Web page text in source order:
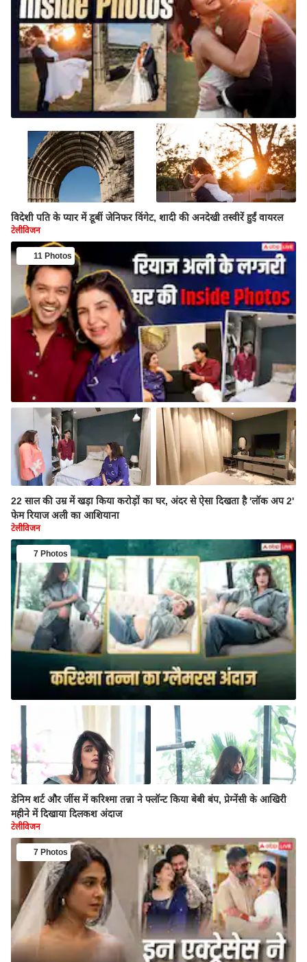
विदेशी पति के प्यार में डूबीं जेनिफर विंगेट, शादी की अनदेखी तस्वीरें हुईं वायरल
टेलीविजन
11 Photos
22 साल की उम्र में खड़ा किया करोड़ों का घर, अंदर से ऐसा दिखता है 'लॉक अप 2'
फेम रियाज अली का आशियाना
टेलीविजन
7 Photos
डेनिम शर्ट और जींस में करिश्मा तन्ना ने फ्लॉन्ट किया बेबी बंप, प्रेग्नेंसी के आखिरी
महीने में दिखाया दिलकश अंदाज
टेलीविजन
7 Photos